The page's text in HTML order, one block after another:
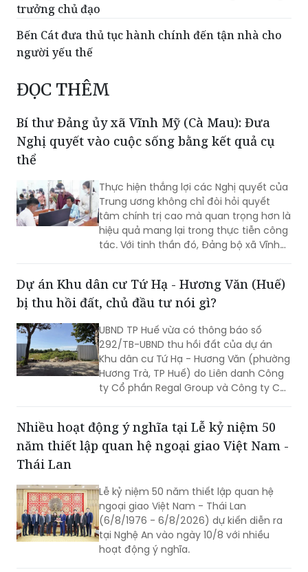
trưởng chủ đạo
Bến Cát đưa thủ tục hành chính đến tận nhà cho
người yếu thế
ĐỌC THÊM
Bí thư Đảng ủy xã Vĩnh Mỹ (Cà Mau): Đưa
Nghị quyết vào cuộc sống bằng kết quả cụ
thể
Thực hiện thắng lợi các Nghị quyết của
Trung ương không chỉ đòi hỏi quyết
tâm chính trị cao mà quan trọng hơn là
hiệu quả mang lại trong thực tiễn công
tác. Với tinh thần đó, Đảng bộ xã Vĩnh
đội ngũ cán bộ đủ phẩm chất, năng
lực, trách nhiệm, đưa các chủ trương
chuyển biến rõ nét trong phát triển kinh
tế - xã hội và nâng cao đời sống Nhân
dân.
Dự án Khu dân cư Tứ Hạ - Hương Văn (Huế)
bị thu hồi đất, chủ đầu tư nói gì?
UBND TP Huế vừa có thông báo số
292/TB-UBND thu hồi đất của dự án
Khu dân cư Tứ Hạ - Hương Văn (phường
Hương Trà, TP Huế) do Liên danh Công
ty Cổ phần Regal Group và Công ty Cổ
Nhiều hoạt động ý nghĩa tại Lễ kỷ niệm 50
năm thiết lập quan hệ ngoại giao Việt Nam -
Thái Lan
Lễ kỷ niệm 50 năm thiết lập quan hệ
ngoại giao Việt Nam - Thái Lan
(6/8/1976 - 6/8/2026) dự kiến diễn ra
tại Nghệ An vào ngày 10/8 với nhiều
hoạt động ý nghĩa.